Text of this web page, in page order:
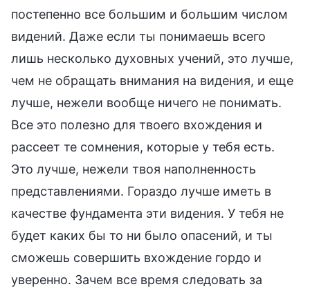
постепенно все большим и большим числом
видений. Даже если ты понимаешь всего
лишь несколько духовных учений, это лучше,
чем не обращать внимания на видения, и еще
лучше, нежели вообще ничего не понимать.
Все это полезно для твоего вхождения и
рассеет те сомнения, которые у тебя есть.
Это лучше, нежели твоя наполненность
представлениями. Гораздо лучше иметь в
качестве фундамента эти видения. У тебя не
будет каких бы то ни было опасений, и ты
сможешь совершить вхождение гордо и
уверенно. Зачем все время следовать за